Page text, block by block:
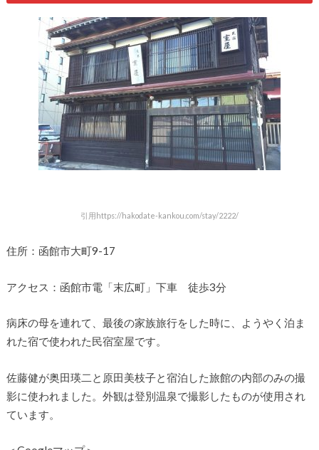
引用https://hakodate-kankou.com/stay/2222/
住所：函館市大町9-17
アクセス：函館市電「末広町」下車 徒歩3分
病床の母を連れて、最後の家族旅行をした時に、ようやく泊ま
れた宿で使われた民宿室屋です。
佐藤健が奥田瑛二と原田美枝子と宿泊した旅館の内部のみの撮
影に使われました。外観は登別温泉で撮影したものが使用され
ています。